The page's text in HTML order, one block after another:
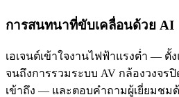
การสนทนาที่ขับเคลื่อนด้วย AI
เอเจนต์เข้าใจงานไฟฟ้าแรงต่ำ — ตั้ง
จนถึงการรวมระบบ AV กล้องวงจร
เข้าถึง — และตอบคำถามผู้เยี่ยมชม